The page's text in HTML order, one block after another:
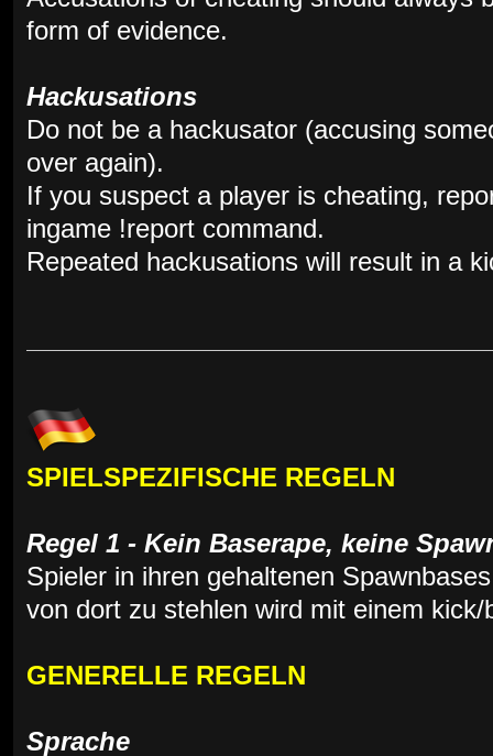
form of evidence.
Hackusations
Do not be a hackusator (accusing
over again).
If you suspect a player is cheating,
ingame !report command.
Repeated hackusations will result in a
SPIELSPEZIFISCHE REGELN
Regel 1 - Kein Baserape, keine
Spieler in ihren gehaltenen
von dort zu stehlen wird mit einem kick/
GENERELLE REGELN
Sprache